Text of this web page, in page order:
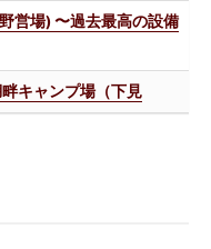
営場) 〜過去最高の設備
キャンプ場（下見